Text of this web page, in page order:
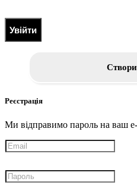
Увійти
Реєстрація
Ми відправимо пароль на ваш